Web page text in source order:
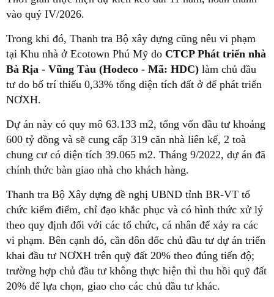
vào quý IV/2026.
Trong khi đó, Thanh tra Bộ xây dựng cũng nêu vi phạm
tại Khu nhà ở Ecotown Phú Mỹ do CTCP Phát triển nhà
Bà Rịa - Vũng Tàu (Hodeco - Mã: HDC) làm chủ đầu
tư do bố trí thiếu 0,33% tổng diện tích đất ở để phát triển
NƠXH.
Dự án này có quy mô 63.133 m2, tổng vốn đầu tư khoảng
600 tỷ đồng và sẽ cung cấp 319 căn nhà liên kế, 2 toà
chung cư có diện tích 39.065 m2. Tháng 9/2022, dự án đã
chính thức bàn giao nhà cho khách hàng.
Thanh tra Bộ Xây dựng đề nghị UBND tỉnh BR-VT tổ
chức kiểm điểm, chỉ đạo khắc phục và có hình thức xử lý
theo quy định đối với các tổ chức, cá nhân để xảy ra các
vi phạm. Bên cạnh đó, cần đôn đốc chủ đầu tư dự án triển
khai đầu tư NƠXH trên quỹ đất 20% theo đúng tiến độ;
trường hợp chủ đầu tư không thực hiện thì thu hồi quỹ đất
20% để lựa chọn, giao cho các chủ đầu tư khác.